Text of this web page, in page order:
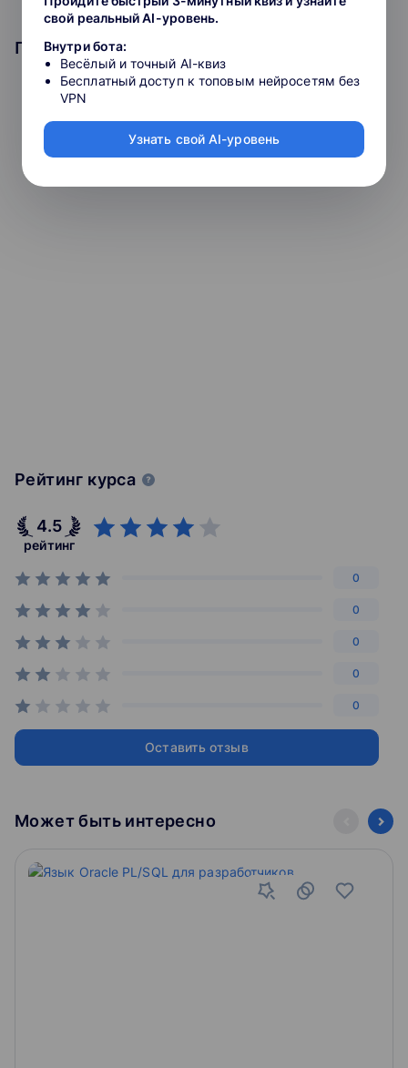
Подборки, в которых участвует курс
Освоить секреты Excel
Рейтинг курса
4.5
рейтинг
0
0
0
0
0
Оставить отзыв
Может быть интересно
свой реальный AI-уровень.
Внутри бота:
Весёлый и точный AI-квиз
Бесплатный доступ к топовым нейросетям без
VPN
Узнать свой AI-уровень